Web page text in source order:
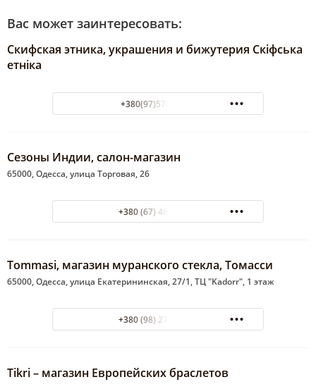
Вас может заинтересовать:
Скифская этника, украшения и бижутерия Скіфська
етніка
+380(97)578-54-75
Сезоны Индии, салон-магазин
65000, Одесса, улица Торговая, 26
+380 (67) 484-19-11
Tommasi, магазин муранского стекла, Томасси
65000, Одесса, улица Екатерининская, 27/1, ТЦ "Kadorr", 1 этаж
+380 (98) 270-18-23
Tikri – магазин Европейских браслетов